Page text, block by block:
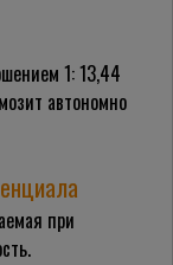
1: 13,44
автономно
при